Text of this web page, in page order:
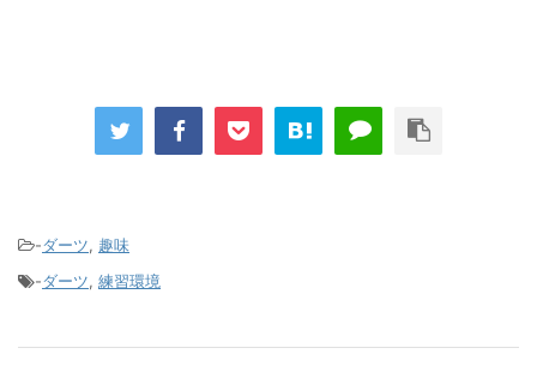
-ダーツ, 趣味
-ダーツ, 練習環境